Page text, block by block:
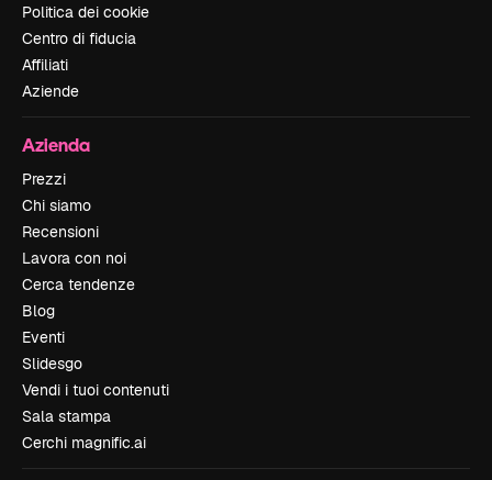
Politica dei cookie
Centro di fiducia
Affiliati
Aziende
Azienda
Prezzi
Chi siamo
Recensioni
Lavora con noi
Cerca tendenze
Blog
Eventi
Slidesgo
Vendi i tuoi contenuti
Sala stampa
Cerchi magnific.ai